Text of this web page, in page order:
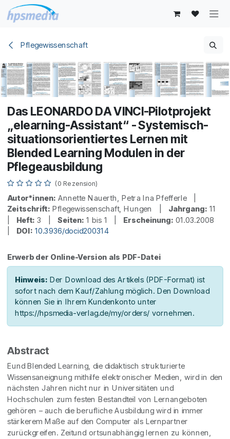
Zum Inhalt springen
Pflegewissenschaft
Das LEONARDO DA VINCI-Pilotprojekt
„elearning-Assistant“ - Systemisch-
situationsorientiertes Lernen mit
Blended Learning Modulen in der
Pflegeausbildung
(0 Rezension)
Autor*innen: Annette Nauerth, Petra Ina Pfefferle |
Zeitschrift: Pflegewissenschaft, Hungen | Jahrgang: 11
Heft: 3 | Seiten: 1 bis 1 | Erscheinung: 01.03.2008
DOI: 10.3936/docid200314
Erwerb der Online-Version als PDF-Datei
Hinweis: Der Download des Artikels (PDF-Format) ist
sofort nach dem Kauf/Zahlung möglich. Den Download
können Sie in Ihrem Kundenkonto unter
https://hpsmedia-verlag.de/my/orders/ vornehmen.
Abstract
Eund Blended Learning, die didaktisch strukturierte
Wissensaneignung mithilfe elektronischer Medien, wird in den
nächsten Jahren nicht nur in Universitäten und
Hochschulen zum festen Bestandteil von Lernangeboten
gehören – auch die berufliche Ausbildung wird in immer
stärkerem Maße auf den Computer als Lernpartner
zurückgreifen. Zeitund ortsunabhängig lernen zu können,